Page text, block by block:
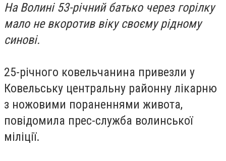
На Волині 53-річний батько через горілку
мало не вкоротив віку своєму рідному
синові.
25-річного ковельчанина привезли у
Ковельську центральну районну лікарню
з ножовими пораненнями живота,
повідомила прес-служба волинської
міліції.